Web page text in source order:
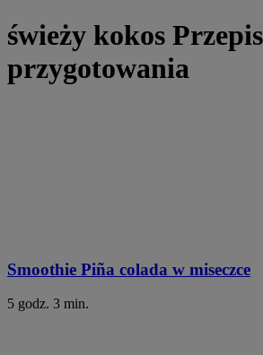
świeży kokos
przygotowania
Smoothie Piña colada w miseczce
5 godz. 3 min.